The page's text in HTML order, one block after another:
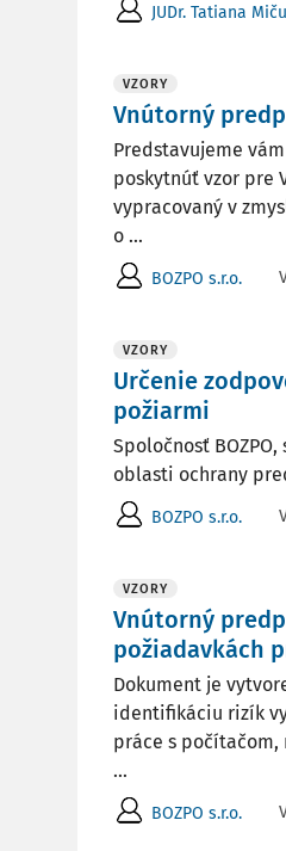
JUDr. Tatiana
VZORY
Vnútorný
Predstavujeme
poskytnúť vzor pre
vypracovaný v
o ...
BOZPO s.r.o.
VZORY
Určenie
požiarmi
Spoločnosť
oblasti ochrany
BOZPO s.r.o.
VZORY
Vnútorný
požiadavkách
Dokument je
identifikáciu rizík
práce s
...
BOZPO s.r.o.